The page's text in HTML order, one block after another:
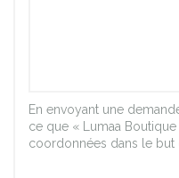
En envoyant une
ce que « Lumaa
coordonnées dans le but